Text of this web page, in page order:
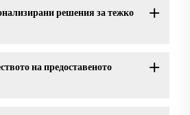
решения за тежко
на предоставеното